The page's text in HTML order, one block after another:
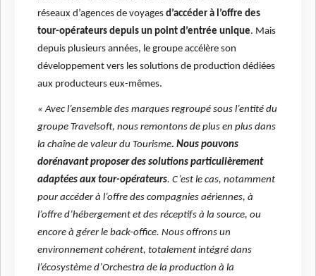
réseaux d’agences de voyages d’accéder à l’offre des
tour-opérateurs depuis un point d’entrée unique. Mais
depuis plusieurs années, le groupe accélère son
développement vers les solutions de production dédiées
aux producteurs eux-mêmes.
« Avec l’ensemble des marques regroupé sous l’entité du
groupe Travelsoft, nous remontons de plus en plus dans
la chaîne de valeur du Tourisme. Nous pouvons
dorénavant proposer des solutions particulièrement
adaptées aux tour-opérateurs. C’est le cas, notamment
pour accéder à l’offre des compagnies aériennes, à
l’offre d’hébergement et des réceptifs à la source, ou
encore à gérer le back-office. Nous offrons un
environnement cohérent, totalement intégré dans
l’écosystème d’Orchestra de la production à la